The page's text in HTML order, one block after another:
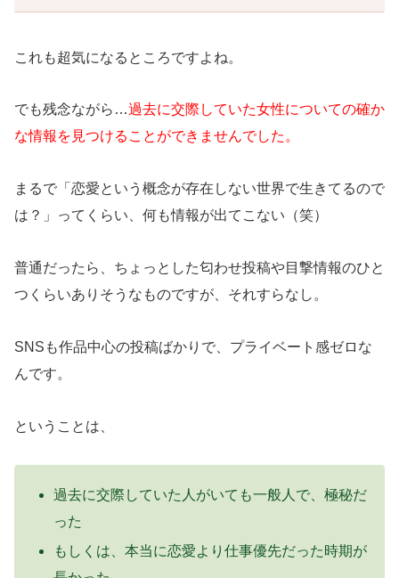
これも超気になるところですよね。
でも残念ながら…過去に交際していた女性についての確か
な情報を見つけることができませんでした。
まるで「恋愛という概念が存在しない世界で生きてるので
は？」ってくらい、何も情報が出てこない（笑）
普通だったら、ちょっとした匂わせ投稿や目撃情報のひと
つくらいありそうなものですが、それすらなし。
SNSも作品中心の投稿ばかりで、プライベート感ゼロな
んです。
ということは、
過去に交際していた人がいても一般人で、極秘だ
った
もしくは、本当に恋愛より仕事優先だった時期が